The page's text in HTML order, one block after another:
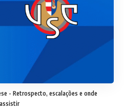
- Retrospecto, escalações e onde
assistir